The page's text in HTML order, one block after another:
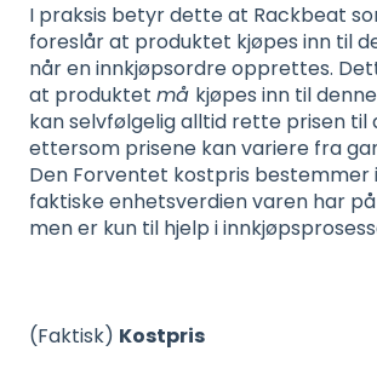
I praksis betyr dette at Rackbeat
foreslår at produktet kjøpes inn til
når en innkjøpsordre opprettes.
at produktet må kjøpes inn til
kan selvfølgelig alltid rette prisen til
ettersom prisene kan variere fra
Den Forventet kostpris bestemmer
faktiske enhetsverdien varen har
men er kun til hjelp i
(Faktisk) Kostpris